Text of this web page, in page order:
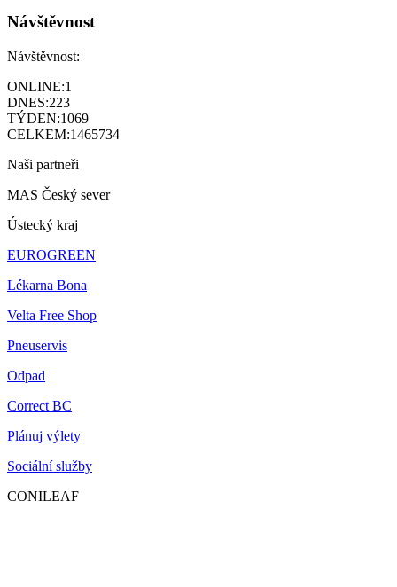
Návštěvnost
Návštěvnost:
ONLINE:1
DNES:223
TÝDEN:1069
CELKEM:1465734
Naši partneři
MAS Český sever
Ústecký kraj
EUROGREEN
Lékarna Bona
Velta Free Shop
Pneuservis
Odpad
Correct BC
Plánuj výlety
Sociální služby
CONILEAF